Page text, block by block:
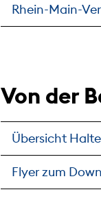
Rhein-Main-
Von der
Übersicht
Flyer zum